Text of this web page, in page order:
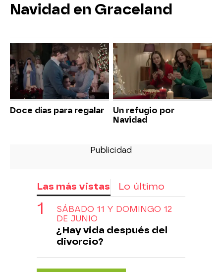
Navidad en Graceland
Doce días para regalar
Un refugio por
Navidad
Las más vistas Lo último
SÁBADO 11 Y DOMINGO 12
DE JUNIO
¿Hay vida después del
divorcio?